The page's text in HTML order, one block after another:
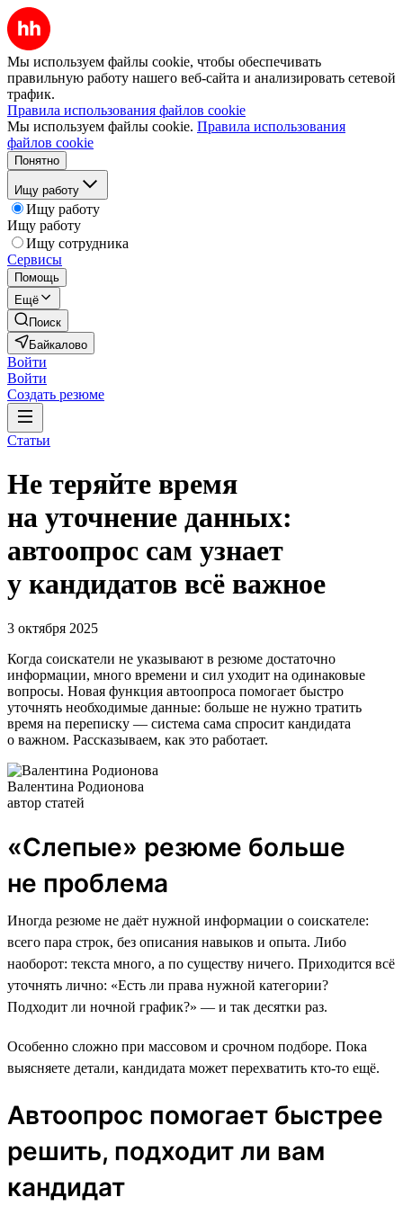
Мы используем файлы cookie, чтобы обеспечивать
правильную работу нашего веб-сайта и анализировать сетевой
трафик.
Правила использования файлов cookie
Мы используем файлы cookie. Правила использования
файлов cookie
Понятно
Ищу работу
Ищу работу
Ищу работу
Ищу сотрудника
Сервисы
Помощь
Ещё
Поиск
Байкалово
Войти
Войти
Создать резюме
Статьи
Не теряйте время
на уточнение данных:
автоопрос сам узнает
у кандидатов всё важное
3 октября 2025
Когда соискатели не указывают в резюме достаточно
информации, много времени и сил уходит на одинаковые
вопросы. Новая функция автоопроса помогает быстро
уточнять необходимые данные: больше не нужно тратить
время на переписку — система сама спросит кандидата
о важном. Рассказываем, как это работает.
Валентина Родионова
автор статей
«Слепые» резюме больше
не проблема
Иногда резюме не даёт нужной информации о соискателе:
всего пара строк, без описания навыков и опыта. Либо
наоборот: текста много, а по существу ничего. Приходится всё
уточнять лично: «Есть ли права нужной категории?
Подходит ли ночной график?» — и так десятки раз.
Особенно сложно при массовом и срочном подборе. Пока
выясняете детали, кандидата может перехватить кто-то ещё.
Автоопрос помогает быстрее
решить, подходит ли вам
кандидат